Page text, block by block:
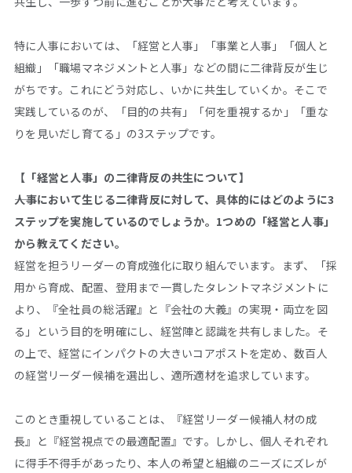
特に人事においては、「経営と人事」「事業と人事」「個人と
組織」「職場マネジメントと人事」などの間に二律背反が生じ
がちです。これにどう対応し、いかに共生していくか。そこで
実践しているのが、「目的の共有」「何を重視するか」「重な
りを見いだし育てる」の3ステップです。
【「経営と人事」の二律背反の共生について】
――人事において生じる二律背反に対して、具体的にはどのように3
ステップを実施しているのでしょうか。1つめの「経営と人事」
から教えてください。
経営を担うリーダーの育成強化に取り組んでいます。まず、「採
用から育成、配置、登用まで一貫したタレントマネジメントに
より、『全社員の総活躍』と『会社の大義』の実現・両立を図
る」という目的を明確にし、経営陣と認識を共有しました。そ
の上で、経営にインパクトの大きいコアポストを定め、数百人
の経営リーダー候補を選出し、適所適材を追求しています。
このとき重視していることは、『経営リーダー候補人材の成
長』と『経営視点での最適配置』です。しかし、個人それぞれ
に得手不得手があったり、本人の希望と組織のニーズにズレが